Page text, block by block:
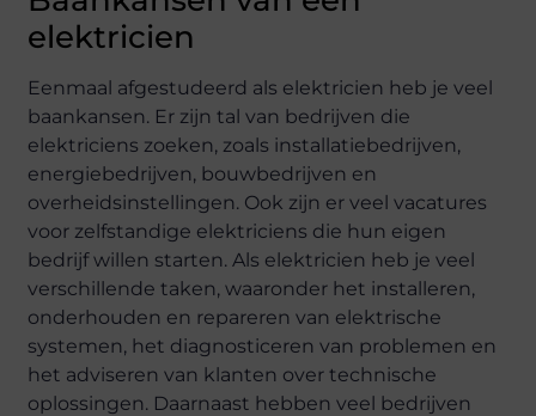
elektricien
Eenmaal afgestudeerd als elektricien heb je veel
baankansen. Er zijn tal van bedrijven die
elektriciens zoeken, zoals installatiebedrijven,
energiebedrijven, bouwbedrijven en
overheidsinstellingen. Ook zijn er veel vacatures
voor zelfstandige elektriciens die hun eigen
bedrijf willen starten. Als elektricien heb je veel
verschillende taken, waaronder het installeren,
onderhouden en repareren van elektrische
systemen, het diagnosticeren van problemen en
het adviseren van klanten over technische
oplossingen. Daarnaast hebben veel bedrijven